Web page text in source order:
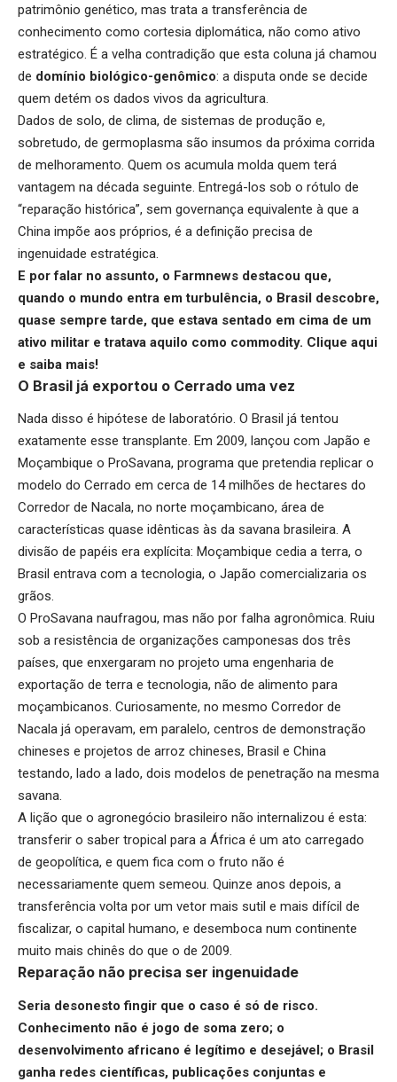
patrimônio genético, mas trata a transferência de
conhecimento como cortesia diplomática, não como ativo
estratégico. É a velha contradição que esta coluna já chamou
de domínio biológico-genômico: a disputa onde se decide
quem detém os dados vivos da agricultura.
Dados de solo, de clima, de sistemas de produção e,
sobretudo, de germoplasma são insumos da próxima corrida
de melhoramento. Quem os acumula molda quem terá
vantagem na década seguinte. Entregá-los sob o rótulo de
“reparação histórica”, sem governança equivalente à que a
China impõe aos próprios, é a definição precisa de
ingenuidade estratégica.
E por falar no assunto, o Farmnews destacou que,
quando o mundo entra em turbulência, o Brasil descobre,
quase sempre tarde, que estava sentado em cima de um
ativo militar e tratava aquilo como commodity. Clique aqui
e saiba mais!
O Brasil já exportou o Cerrado uma vez
Nada disso é hipótese de laboratório. O Brasil já tentou
exatamente esse transplante. Em 2009, lançou com Japão e
Moçambique o ProSavana, programa que pretendia replicar o
modelo do Cerrado em cerca de 14 milhões de hectares do
Corredor de Nacala, no norte moçambicano, área de
características quase idênticas às da savana brasileira. A
divisão de papéis era explícita: Moçambique cedia a terra, o
Brasil entrava com a tecnologia, o Japão comercializaria os
grãos.
O ProSavana naufragou, mas não por falha agronômica. Ruiu
sob a resistência de organizações camponesas dos três
países, que enxergaram no projeto uma engenharia de
exportação de terra e tecnologia, não de alimento para
moçambicanos. Curiosamente, no mesmo Corredor de
Nacala já operavam, em paralelo, centros de demonstração
chineses e projetos de arroz chineses, Brasil e China
testando, lado a lado, dois modelos de penetração na mesma
savana.
A lição que o agronegócio brasileiro não internalizou é esta:
transferir o saber tropical para a África é um ato carregado
de geopolítica, e quem fica com o fruto não é
necessariamente quem semeou. Quinze anos depois, a
transferência volta por um vetor mais sutil e mais difícil de
fiscalizar, o capital humano, e desemboca num continente
muito mais chinês do que o de 2009.
Reparação não precisa ser ingenuidade
Seria desonesto fingir que o caso é só de risco.
Conhecimento não é jogo de soma zero; o
desenvolvimento africano é legítimo e desejável; o Brasil
ganha redes científicas, publicações conjuntas e